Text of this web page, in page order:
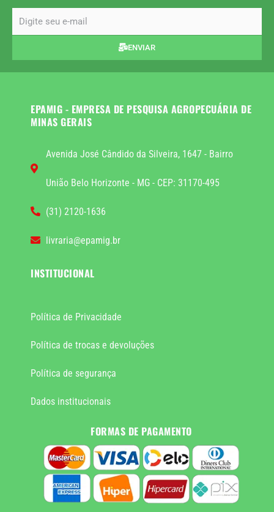
ENVIAR
EPAMIG - EMPRESA DE PESQUISA AGROPECUÁRIA DE
MINAS GERAIS
Avenida José Cândido da Silveira, 1647 - Bairro
União Belo Horizonte - MG - CEP: 31170-495
(31) 2120-1636
livraria@epamig.br
INSTITUCIONAL
Política de Privacidade
Política de trocas e devoluções
Política de segurança
Dados institucionais
FORMAS DE PAGAMENTO